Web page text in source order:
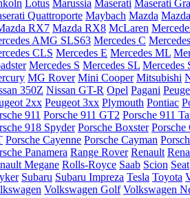
Lotus Marussia Maserati Maserati
Quattroporte Maybach Mazda
RX7 Mazda RX8 McLaren
AMG SLS63 Mercedes C
CLS Mercedes E Mercedes ML
Mercedes S Mercedes SL Mercedes
MG Rover Mini Cooper Mitsubishi
350Z Nissan GT-R Opel Pagani
2xx Peugeot 3xx Plymouth Pontiac
911 Porsche 911 GT2 Porsche 911
918 Spyder Porsche Boxster Porsche
Porsche Cayenne Porsche Cayman
Panamera Range Rover Renault
Megane Rolls-Royce Saab Scion Seat
Subaru Subaru Impreza Tesla Toyota
Volkswagen Golf Volkswagen